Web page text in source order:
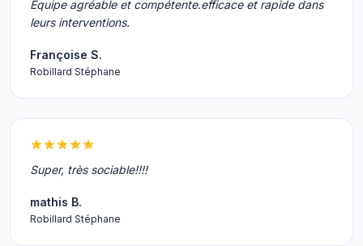
Équipe agréable et compétente.efficace et rapide dans
leurs interventions.
Françoise S.
Robillard Stéphane
Super, très sociable!!!!
mathis B.
Robillard Stéphane